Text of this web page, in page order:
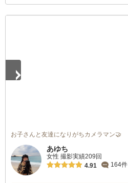
お子さんと友達になりがちカメラマン🤝
あゆち
女性 撮影実績209回
4.91
164件